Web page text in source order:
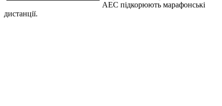
АЕС підкорюють марафонські
дистанції.